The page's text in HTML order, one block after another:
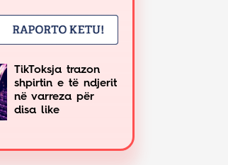
TikToksja trazon
shpirtin e të ndjerit
në varreza për
disa like